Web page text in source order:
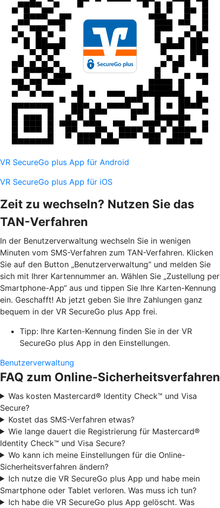
VR SecureGo plus App für Android
VR SecureGo plus App für iOS
Zeit zu wechseln? Nutzen Sie das
TAN-Verfahren
In der Benutzerverwaltung wechseln Sie in wenigen
Minuten vom SMS-Verfahren zum TAN-Verfahren. Klicken
Sie auf den Button „Benutzerverwaltung“ und melden Sie
sich mit Ihrer Kartennummer an. Wählen Sie „Zustellung per
Smartphone-App“ aus und tippen Sie Ihre Karten-Kennung
ein. Geschafft! Ab jetzt geben Sie Ihre Zahlungen ganz
bequem in der VR SecureGo plus App frei.
Tipp: Ihre Karten-Kennung finden Sie in der VR
SecureGo plus App in den Einstellungen.
Benutzerverwaltung
FAQ zum Online-Sicherheitsverfahren
Was kosten Mastercard® Identity Check™ und Visa
Secure?
Kostet das SMS-Verfahren etwas?
Wie lange dauert die Registrierung für Mastercard®
Identity Check™ und Visa Secure?
Wo kann ich meine Einstellungen für die Online-
Sicherheitsverfahren ändern?
Ich nutze die VR SecureGo plus App und habe mein
Smartphone oder Tablet verloren. Was muss ich tun?
Ich habe die VR SecureGo plus App gelöscht. Was